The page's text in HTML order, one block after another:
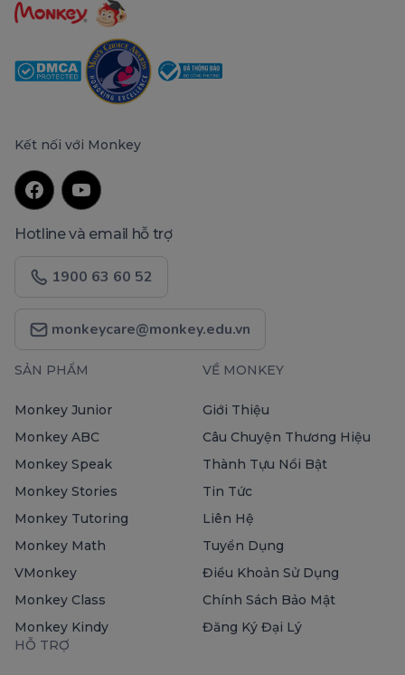
Kết nối với Monkey
Hotline và email hỗ trợ
1900 63 60 52
monkeycare@monkey.edu.vn
SẢN PHẨM
Monkey Junior
Monkey ABC
Monkey Speak
Monkey Stories
Monkey Tutoring
Monkey Math
VMonkey
Monkey Class
Monkey Kindy
VỀ MONKEY
Giới Thiệu
Câu Chuyện Thương Hiệu
Thành Tựu Nổi Bật
Tin Tức
Liên Hệ
Tuyển Dụng
Điều Khoản Sử Dụng
Chính Sách Bảo Mật
Đăng Ký Đại Lý
HỖ TRỢ